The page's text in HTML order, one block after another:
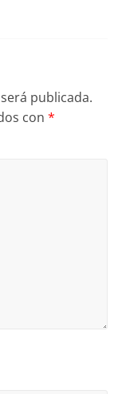
publicada.
con*